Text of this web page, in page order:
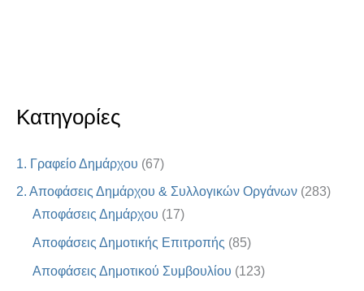
Κατηγορίες
1. Γραφείο Δημάρχου (67)
2. Αποφάσεις Δημάρχου & Συλλογικών Οργάνων (283)
Αποφάσεις Δημάρχου (17)
Αποφάσεις Δημοτικής Επιτροπής (85)
Αποφάσεις Δημοτικού Συμβουλίου (123)